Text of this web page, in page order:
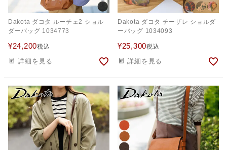
Dakota ダコタ ルーチェ2 ショル
ダーバッグ 1034773
¥24,200税込
詳細を見る
Dakota ダコタ チーザレ ショルダ
ーバッグ 1034093
¥25,300税込
詳細を見る